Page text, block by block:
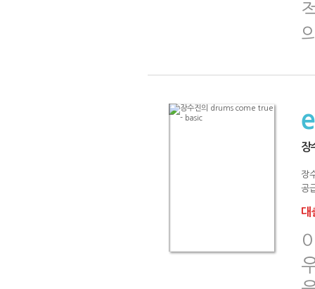
장
장
공
대